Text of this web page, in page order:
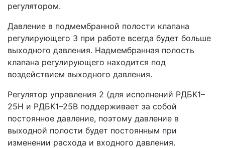
регулятором.
Давление в подмембранной полости клапана
регулирующего 3 при работе всегда будет больше
выходного давления. Надмембранная полость
клапана регулирующего находится под
воздействием выходного давления.
Регулятор управления 2 (для исполнений РДБК1–
25Н и РДБК1–25В поддерживает за собой
постоянное давление, поэтому давление в
выходной полости будет постоянным при
изменении расхода и входного давления.